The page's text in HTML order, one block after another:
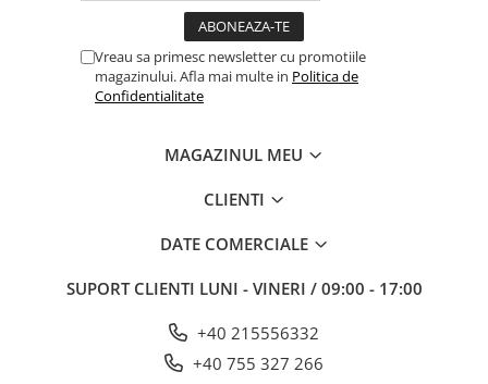
Vreau sa primesc newsletter cu promotiile
magazinului. Afla mai multe in Politica de
Confidentialitate
MAGAZINUL MEU
CLIENTI
DATE COMERCIALE
SUPORT CLIENTI LUNI - VINERI / 09:00 - 17:00
+40 215556332
+40 755 327 266